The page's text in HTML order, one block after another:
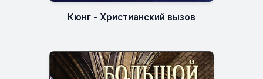
Кюнг - Христианский вызов